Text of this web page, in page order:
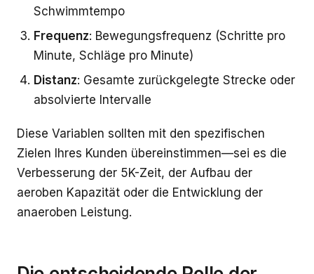
Schwimmtempo
Frequenz: Bewegungsfrequenz (Schritte pro
Minute, Schläge pro Minute)
Distanz: Gesamte zurückgelegte Strecke oder
absolvierte Intervalle
Diese Variablen sollten mit den spezifischen
Zielen Ihres Kunden übereinstimmen—sei es die
Verbesserung der 5K-Zeit, der Aufbau der
aeroben Kapazität oder die Entwicklung der
anaeroben Leistung.